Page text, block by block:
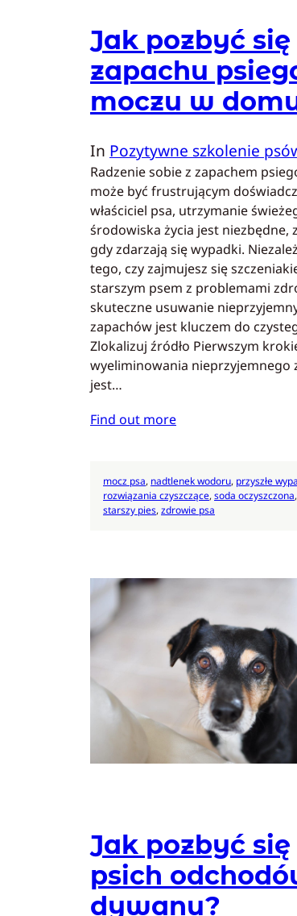
Jak pozbyć się
zapachu
moczu w
In Pozytywne szkolenie
Radzenie sobie z zapachem
może być frustrującym
właściciel psa, utrzymanie
środowiska życia jest niezbędne,
gdy zdarzają się wypadki.
tego, czy zajmujesz się
starszym psem z problemami
skuteczne usuwanie
zapachów jest kluczem do
Zlokalizuj źródło Pierwszym
wyeliminowania nieprzyjemnego
jest…
Find out more
mocz psa, nadtlenek wodoru, przyszłe
rozwiązania czyszczące, soda oczyszczona,
starszy pies, zdrowie psa
Jak pozbyć się
psich
dywanu?